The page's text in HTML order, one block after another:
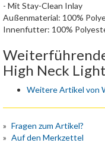
- Mit Stay-Clean Inlay
Außenmaterial: 100%
Innenfutter: 100%
High Neck
Weitere Artikel von
Fragen zum Artikel?
Auf den Merkzettel